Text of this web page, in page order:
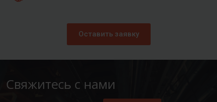
Оставить заявку
Свяжитесь с нами